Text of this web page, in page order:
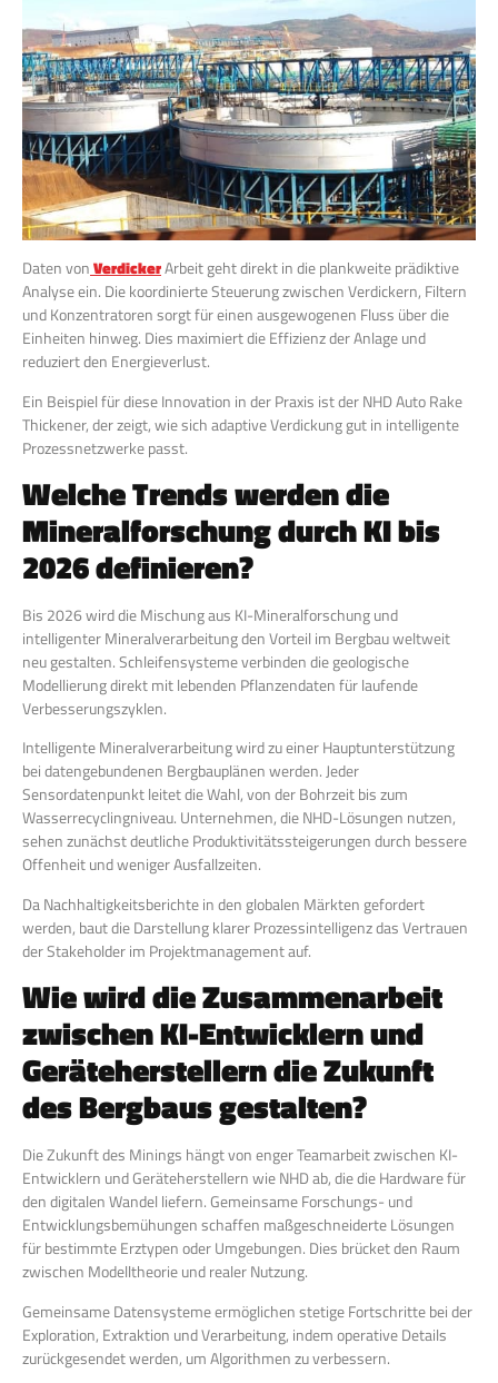
Daten vonVerdickerArbeit geht direkt in die plankweite prädiktive
Analyse ein. Die koordinierte Steuerung zwischen Verdickern, Filtern
und Konzentratoren sorgt für einen ausgewogenen Fluss über die
Einheiten hinweg. Dies maximiert die Effizienz der Anlage und
reduziert den Energieverlust.
Ein Beispiel für diese Innovation in der Praxis ist der NHD Auto Rake
Thickener, der zeigt, wie sich adaptive Verdickung gut in intelligente
Prozessnetzwerke passt.
Welche Trends werden die
Mineralforschung durch KI bis
2026 definieren?
Bis 2026 wird die Mischung aus KI-Mineralforschung und
intelligenter Mineralverarbeitung den Vorteil im Bergbau weltweit
neu gestalten. Schleifensysteme verbinden die geologische
Modellierung direkt mit lebenden Pflanzendaten für laufende
Verbesserungszyklen.
Intelligente Mineralverarbeitung wird zu einer Hauptunterstützung
bei datengebundenen Bergbauplänen werden. Jeder
Sensordatenpunkt leitet die Wahl, von der Bohrzeit bis zum
Wasserrecyclingniveau. Unternehmen, die NHD-Lösungen nutzen,
sehen zunächst deutliche Produktivitätssteigerungen durch bessere
Offenheit und weniger Ausfallzeiten.
Da Nachhaltigkeitsberichte in den globalen Märkten gefordert
werden, baut die Darstellung klarer Prozessintelligenz das Vertrauen
der Stakeholder im Projektmanagement auf.
Wie wird die Zusammenarbeit
zwischen KI-Entwicklern und
Geräteherstellern die Zukunft
des Bergbaus gestalten?
Die Zukunft des Minings hängt von enger Teamarbeit zwischen KI-
Entwicklern und Geräteherstellern wie NHD ab, die die Hardware für
den digitalen Wandel liefern. Gemeinsame Forschungs- und
Entwicklungsbemühungen schaffen maßgeschneiderte Lösungen
für bestimmte Erztypen oder Umgebungen. Dies brücket den Raum
zwischen Modelltheorie und realer Nutzung.
Gemeinsame Datensysteme ermöglichen stetige Fortschritte bei der
Exploration, Extraktion und Verarbeitung, indem operative Details
zurückgesendet werden, um Algorithmen zu verbessern.